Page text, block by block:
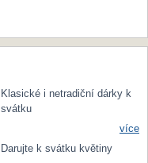
Klasické i netradiční dárky k
svátku
více
Darujte k svátku květiny